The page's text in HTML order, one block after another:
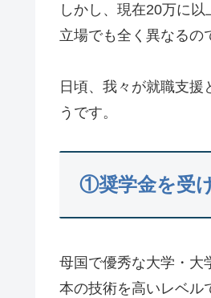
しかし、現在20万に
立場でも全く異なるの
日頃、我々が就職支援
うです。
①奨学金を受
母国で優秀な大学・大
本の技術を高いレベル